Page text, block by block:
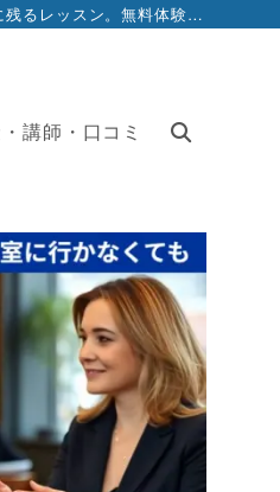
独学に限界を感じたらフランス語教室F10。40代からでも安心のマンツーマンで、レベル・目標に合わせたオーダーメイド学習を提供。好きな映画や音楽を教材に記憶に残るレッスン。無料体験申込→レッスン開始→目標達成までシンプル。講師検索、受講の流れ、教室案内、口コミ比較も掲載。無理な勧誘なしで気軽にお試しください。
講師・口コミ